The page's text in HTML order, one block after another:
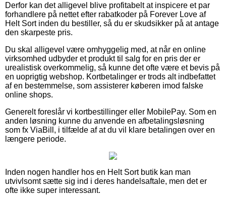
Derfor kan det alligevel blive profitabelt at inspicere et par
forhandlere på nettet efter rabatkoder på Forever Love af
Helt Sort inden du bestiller, så du er skudsikker på at antage
den skarpeste pris.
Du skal alligevel være omhyggelig med, at når en online
virksomhed udbyder et produkt til salg for en pris der er
urealistisk overkommelig, så kunne det ofte være et bevis på
en uoprigtig webshop. Kortbetalinger er trods alt indbefattet
af en bestemmelse, som assisterer køberen imod falske
online shops.
Generelt foreslår vi kortbestillinger eller MobilePay. Som en
anden løsning kunne du anvende en afbetalingsløsning
som fx ViaBill, i tilfælde af at du vil klare betalingen over en
længere periode.
Inden nogen handler hos en Helt Sort butik kan man
utvivlsomt sætte sig ind i deres handelsaftale, men det er
ofte ikke super interessant.